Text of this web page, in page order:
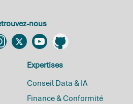
nous
TwitterYouTubeGithub
Expertises
Conseil Data & IA
Finance & Conformité